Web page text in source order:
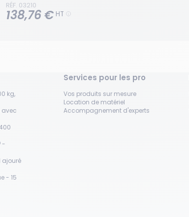
RÉF. 03210
138,76 € HT
kg,
avec
-
ajouré
- 15
Services pour les pro
Vos produits sur mesure
Location de matériel
Accompagnement d'experts